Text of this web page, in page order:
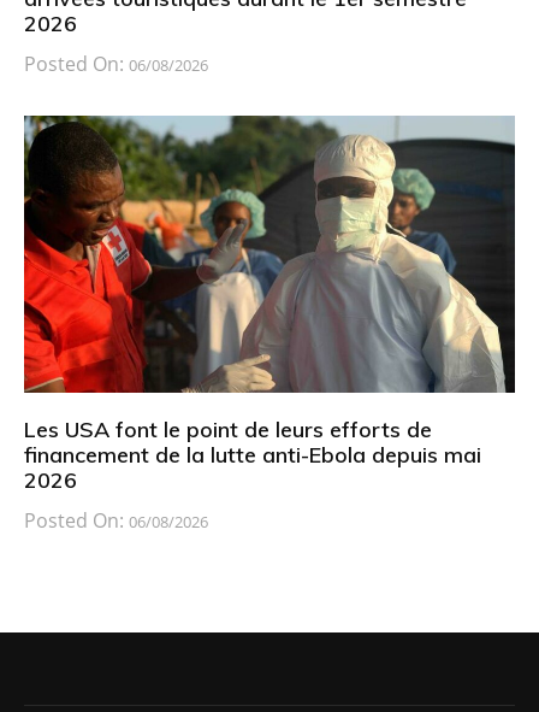
2026
Posted On: 06/08/2026
Les USA font le point de leurs efforts de
financement de la lutte anti-Ebola depuis mai
2026
Posted On: 06/08/2026